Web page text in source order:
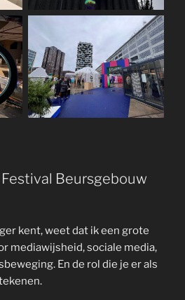
Beursgebouw
kent, weet dat ik een grote
mediawijsheid, sociale media,
En de rol die je er als